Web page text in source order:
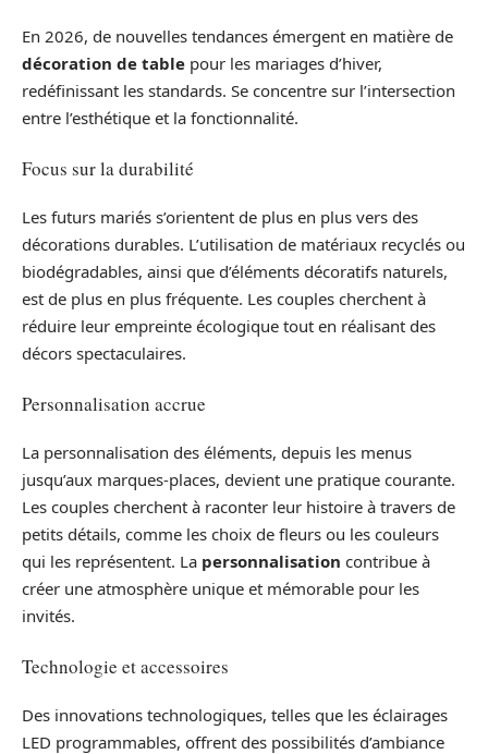
En 2026, de nouvelles tendances émergent en matière de
décoration de table pour les mariages d’hiver,
redéfinissant les standards. Se concentre sur l’intersection
entre l’esthétique et la fonctionnalité.
Focus sur la durabilité
Les futurs mariés s’orientent de plus en plus vers des
décorations durables. L’utilisation de matériaux recyclés ou
biodégradables, ainsi que d’éléments décoratifs naturels,
est de plus en plus fréquente. Les couples cherchent à
réduire leur empreinte écologique tout en réalisant des
décors spectaculaires.
Personnalisation accrue
La personnalisation des éléments, depuis les menus
jusqu’aux marques-places, devient une pratique courante.
Les couples cherchent à raconter leur histoire à travers de
petits détails, comme les choix de fleurs ou les couleurs
qui les représentent. La personnalisation contribue à
créer une atmosphère unique et mémorable pour les
invités.
Technologie et accessoires
Des innovations technologiques, telles que les éclairages
LED programmables, offrent des possibilités d’ambiance